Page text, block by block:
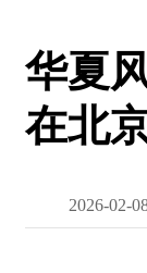
华夏
在北
2026-02-